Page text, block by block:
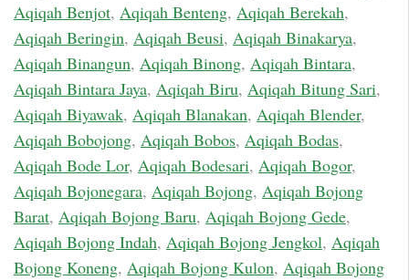
Aqiqah Benjot, Aqiqah Benteng, Aqiqah Berekah,
Aqiqah Beringin, Aqiqah Beusi, Aqiqah Binakarya,
Aqiqah Binangun, Aqiqah Binong, Aqiqah Bintara,
Aqiqah Bintara Jaya, Aqiqah Biru, Aqiqah Bitung Sari,
Aqiqah Biyawak, Aqiqah Blanakan, Aqiqah Blender,
Aqiqah Bobojong, Aqiqah Bobos, Aqiqah Bodas,
Aqiqah Bode Lor, Aqiqah Bodesari, Aqiqah Bogor,
Aqiqah Bojonegara, Aqiqah Bojong, Aqiqah Bojong
Barat, Aqiqah Bojong Baru, Aqiqah Bojong Gede,
Aqiqah Bojong Indah, Aqiqah Bojong Jengkol, Aqiqah
Bojong Koneng, Aqiqah Bojong Kulon, Aqiqah Bojong